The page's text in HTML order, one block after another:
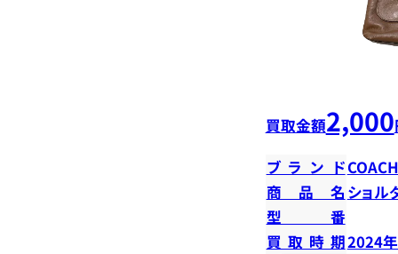
買取金額2,000
ブランドCOACH
商品名 ショル
型番
買取時期2024